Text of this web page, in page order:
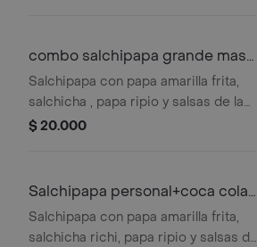
combo salchipapa grande mas
cocacola
Salchipapa con papa amarilla frita,
salchicha , papa ripio y salsas de la
casa. + Gaseosa 250ml
$ 20.000
Salchipapa personal+coca cola
orig400ml
Salchipapa con papa amarilla frita,
salchicha richi, papa ripio y salsas de